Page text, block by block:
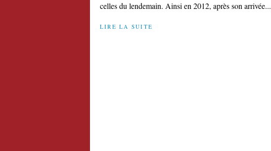
celles du lendemain. Ainsi en 2012, après son arrivée...
LIRE LA SUITE